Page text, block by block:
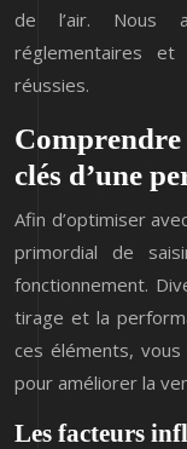
de l’air. Nous
réglementaires et
réussies.
Comprendre
clés d’une
Afin d’optimiser
primordial de
fonctionnement.
tirage et la
ces éléments,
pour améliorer la
Les facteurs